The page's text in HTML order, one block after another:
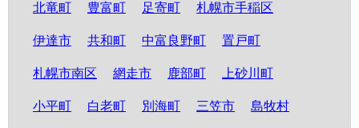
北竜町 豊富町 足寄町 札幌市手稲区
伊達市 共和町 中富良野町 置戸町
札幌市南区 網走市 鹿部町 上砂川町
小平町 白老町 別海町 三笠市 島牧村